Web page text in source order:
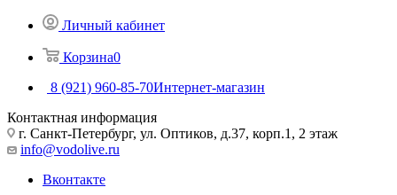
Личный кабинет
Корзина0
8 (921) 960-85-70Интернет-магазин
Контактная информация
г. Санкт-Петербург, ул. Оптиков, д.37, корп.1, 2 этаж
info@vodolive.ru
Вконтакте